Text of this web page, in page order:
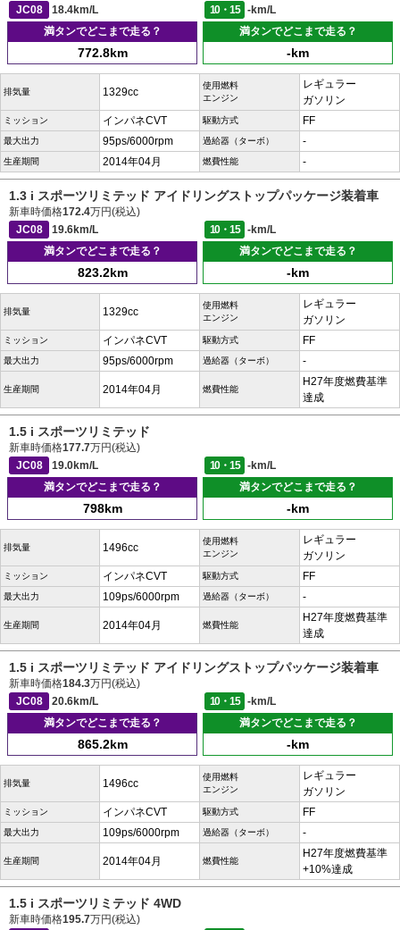
JC08
18.4km/L 10・15
-km/L
満タンでどこまで走る？
772.8km
満タンでどこまで走る？
-km
排気量 1329cc
使用燃料
エンジン
レギュラー
ガソリン
ミッション インパネCVT 駆動方式 FF
最大出力 95ps/6000rpm 過給器（ターボ） -
生産期間 2014年04月 燃費性能 -
1.3 i スポーツリミテッド アイドリングストップパッケージ装着車
新車時価格172.4万円(税込)
JC08
19.6km/L 10・15
-km/L
満タンでどこまで走る？
823.2km
満タンでどこまで走る？
-km
排気量 1329cc
使用燃料
エンジン
レギュラー
ガソリン
ミッション インパネCVT 駆動方式 FF
最大出力 95ps/6000rpm 過給器（ターボ） -
生産期間 2014年04月 燃費性能
H27年度燃費基準
達成
1.5 i スポーツリミテッド
新車時価格177.7万円(税込)
JC08
19.0km/L 10・15
-km/L
満タンでどこまで走る？
798km
満タンでどこまで走る？
-km
排気量 1496cc
使用燃料
エンジン
レギュラー
ガソリン
ミッション インパネCVT 駆動方式 FF
最大出力 109ps/6000rpm 過給器（ターボ） -
生産期間 2014年04月 燃費性能
H27年度燃費基準
達成
1.5 i スポーツリミテッド アイドリングストップパッケージ装着車
新車時価格184.3万円(税込)
JC08
20.6km/L 10・15
-km/L
満タンでどこまで走る？
865.2km
満タンでどこまで走る？
-km
排気量 1496cc
使用燃料
エンジン
レギュラー
ガソリン
ミッション インパネCVT 駆動方式 FF
最大出力 109ps/6000rpm 過給器（ターボ） -
生産期間 2014年04月 燃費性能
H27年度燃費基準
+10%達成
1.5 i スポーツリミテッド 4WD
新車時価格195.7万円(税込)